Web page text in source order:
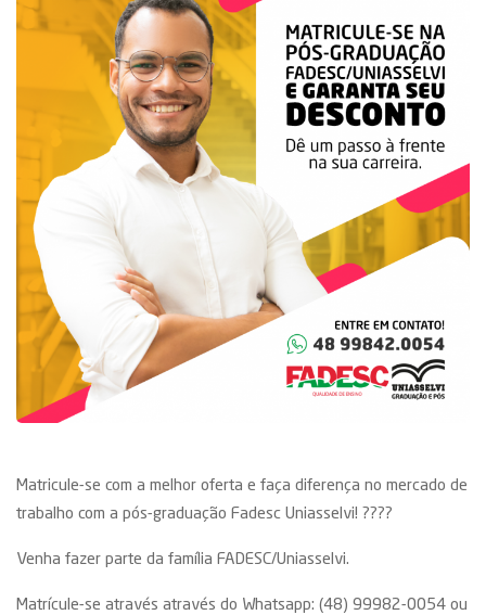
Matricule-se com a melhor oferta e faça diferença no mercado de
trabalho com a pós-graduação Fadesc Uniasselvi! ????
Venha fazer parte da família FADESC/Uniasselvi.
Matrícule-se através através do Whatsapp: (48) 99982-0054 ou